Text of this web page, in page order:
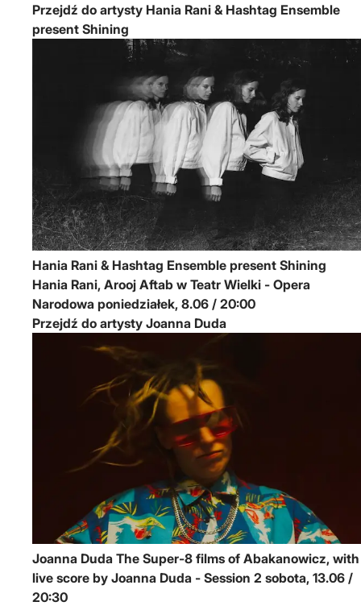
Przejdź do artysty Hania Rani & Hashtag Ensemble
present Shining
Hania Rani & Hashtag Ensemble present Shining
Hania Rani, Arooj Aftab w Teatr Wielki - Opera
Narodowa
poniedziałek, 8.06 / 20:00
Przejdź do artysty Joanna Duda
Joanna Duda The Super-8 films of Abakanowicz, with
live score by Joanna Duda - Session 2 sobota, 13.06 /
20:30